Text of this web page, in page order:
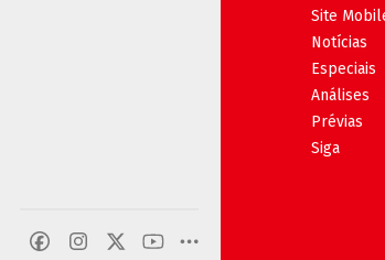
Site
Notícias
Especiais
Análises
Prévias
Siga